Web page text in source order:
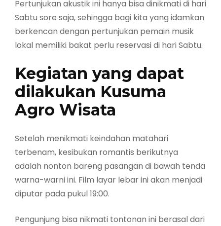
Pertunjukan akustik ini hanya bisa dinikmati di hari
Sabtu sore saja, sehingga bagi kita yang idamkan
berkencan dengan pertunjukan pemain musik
lokal memiliki bakat perlu reservasi di hari Sabtu.
Kegiatan yang dapat
dilakukan Kusuma
Agro Wisata
Setelah menikmati keindahan matahari
terbenam, kesibukan romantis berikutnya
adalah nonton bareng pasangan di bawah tenda
warna-warni ini. Film layar lebar ini akan menjadi
diputar pada pukul 19:00.
Pengunjung bisa nikmati tontonan ini berasal dari